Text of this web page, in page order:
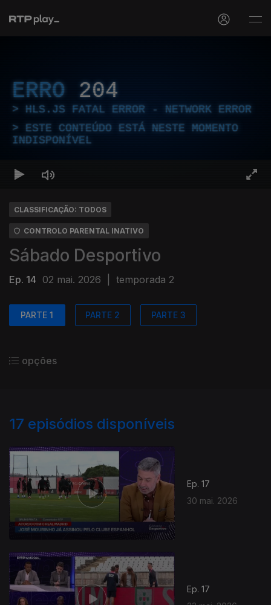
ERRO 204
HLS.JS FATAL ERROR - NETWORK ERROR
ESTE CONTEÚDO ESTÁ NESTE MOMENTO
INDISPONÍVEL
CLASSIFICAÇÃO: TODOS
CONTROLO PARENTAL INATIVO
Sábado Desportivo
Ep. 14 02 mai. 2026 temporada 2
PARTE 1 PARTE 2 PARTE 3
opções
17 episódios disponíveis
Ep. 17
30 mai. 2026
Ep. 17